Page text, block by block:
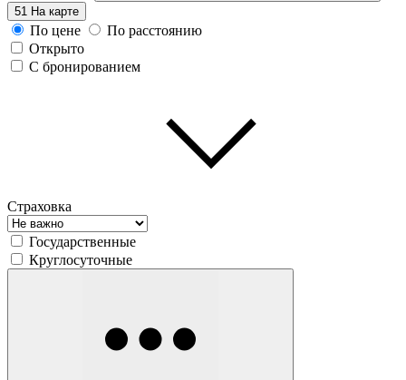
51 На карте
По цене
По расстоянию
Открыто
С бронированием
Страховка
Государственные
Круглосуточные